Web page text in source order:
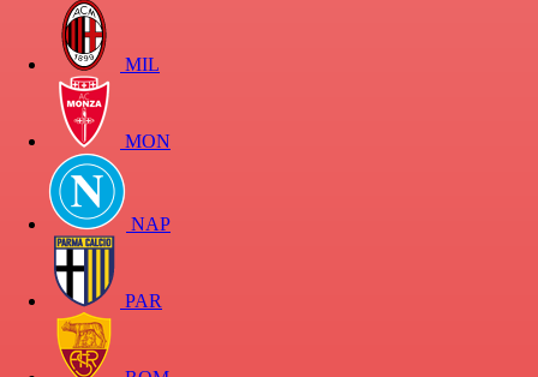
MIL
MON
NAP
PAR